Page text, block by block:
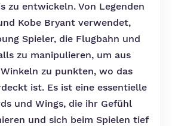
zu entwickeln. Von Legenden
Kobe Bryant verwendet,
Spieler, die Flugbahn und
zu manipulieren, um aus
zu punkten, wo das
ist. Es ist eine essentielle
und Wings, die ihr Gefühl
und sich beim Spielen tief